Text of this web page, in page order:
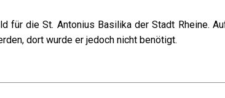
für die St. Antonius Basilika der Stadt Rheine.
dort wurde er jedoch nicht benötigt.